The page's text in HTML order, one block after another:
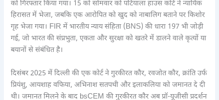
को गिरफ्तार किया गया। 15 को सोमवार को पटियाला हाउस कोर्ट ने न्यायिक
हिरासत में भेजा, जबकि एक आरोपित को खुद को नाबालिग बताने पर किशोर
गृह भेजा गया। FIR में भारतीय न्याय संहिता (BNS) की धारा 197 भी जोड़ी
गई, जो भारत की संप्रभुता, एकता और सुरक्षा को खतरे में डालने वाले कृत्यों या
बयानों से संबंधित है।
दिसंबर 2025 में दिल्ली की एक कोर्ट ने गुरकीरत कौर, रवजोत कौर, क्रांति उर्फ
प्रियंशु, आयशाह वफिया, अभिनाश सतपथी और इलाकलिया को जमानत दे दी
थी। जमानत मिलने के बाद bsCEM की गुरकीरत कौर अब प्रॉ-यूजीसी प्रदर्शन